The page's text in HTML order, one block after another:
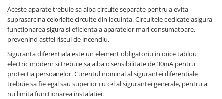
Aceste aparate trebuie sa aiba circuite separate pentru a evita
suprasarcina celorlalte circuite din locuinta. Circuitele dedicate asigura
functionarea sigura si eficienta a aparatelor mari consumatoare,
prevenind astfel riscul de incendiu.
Siguranta diferentiala este un element obligatoriu in orice tablou
electric modern si trebuie sa aiba o sensibilitate de 30mA pentru
protectia persoanelor. Curentul nominal al sigurantei diferentiale
trebuie sa fie egal sau superior cu cel al sigurantei generale, pentru a
nu limita functionarea instalatiei.